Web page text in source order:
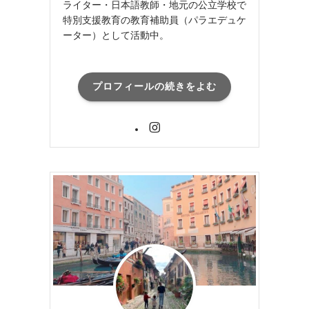
ライター・日本語教師・地元の公立学校で
特別支援教育の教育補助員（パラエデュケ
ーター）として活動中。
プロフィールの続きをよむ